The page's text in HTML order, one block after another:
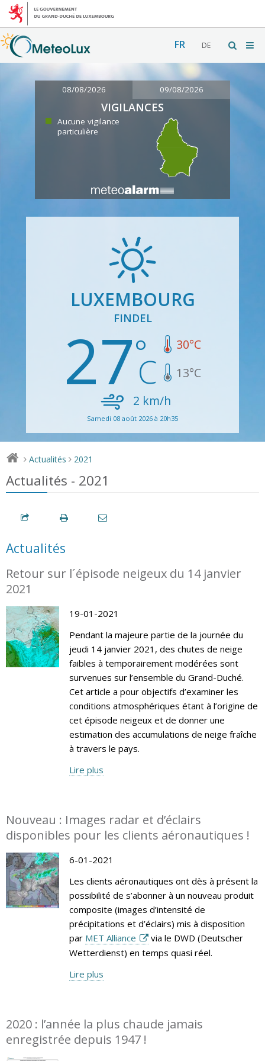
FR DE
08/08/2026 09/08/2026
VIGILANCES
Aucune vigilance
particulière
LUXEMBOURG
FINDEL
27 30°C
13°C
2 km/h
Samedi 08 août 2026 à 20h35
> Actualités > 2021
Actualités - 2021
Actualités
Retour sur l´épisode neigeux du 14 janvier
2021
19-01-2021
Pendant la majeure partie de la journée du
jeudi 14 janvier 2021, des chutes de neige
faibles à temporairement modérées sont
survenues sur l’ensemble du Grand-Duché.
Cet article a pour objectifs d’examiner les
conditions atmosphériques étant à l’origine de
cet épisode neigeux et de donner une
estimation des accumulations de neige fraîche
à travers le pays.
Lire plus
Nouveau : Images radar et d’éclairs
disponibles pour les clients aéronautiques !
6-01-2021
Les clients aéronautiques ont dès à présent la
possibilité de s’abonner à un nouveau produit
composite (images d’intensité de
précipitations et d’éclairs) mis à disposition
par MET Alliance
via le DWD (Deutscher
Wetterdienst) en temps quasi réel.
Lire plus
2020 : l’année la plus chaude jamais
enregistrée depuis 1947 !